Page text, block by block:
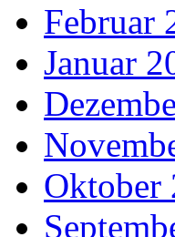
Februar
Januar
Oktober